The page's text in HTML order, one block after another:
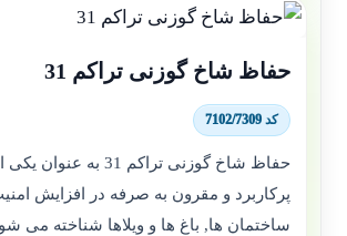
حفاظ شاخ گوزنی تراکم 31
کد 7102/7309
حفاظ شاخ گوزنی تراکم 31
پرکاربرد و مقرون به صرفه در افزایش
ساختمان ها, باغ ها و ویلاها شناخته می